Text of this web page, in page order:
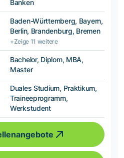
Banken
Baden-Württemberg, Bayern,
Berlin, Brandenburg, Bremen
+Zeige 11 weitere
Bachelor, Diplom, MBA,
Master
Duales Studium, Praktikum,
Traineeprogramm,
Werkstudent